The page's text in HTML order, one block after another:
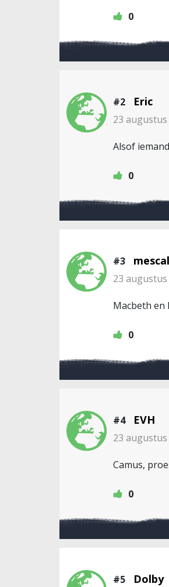
0
#2 Eric
23 augustus
Alsof
0
#3
23 augustus
Macbeth en
0
#4 EVH
23 augustus
Camus,
0
#5 Dolby